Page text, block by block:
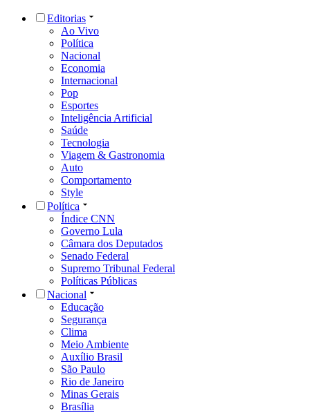
Editorias
Ao Vivo
Política
Nacional
Economia
Internacional
Pop
Esportes
Inteligência Artificial
Saúde
Tecnologia
Viagem & Gastronomia
Auto
Comportamento
Style
Política
Índice CNN
Governo Lula
Câmara dos Deputados
Senado Federal
Supremo Tribunal Federal
Políticas Públicas
Nacional
Educação
Segurança
Clima
Meio Ambiente
Auxílio Brasil
São Paulo
Rio de Janeiro
Minas Gerais
Brasília